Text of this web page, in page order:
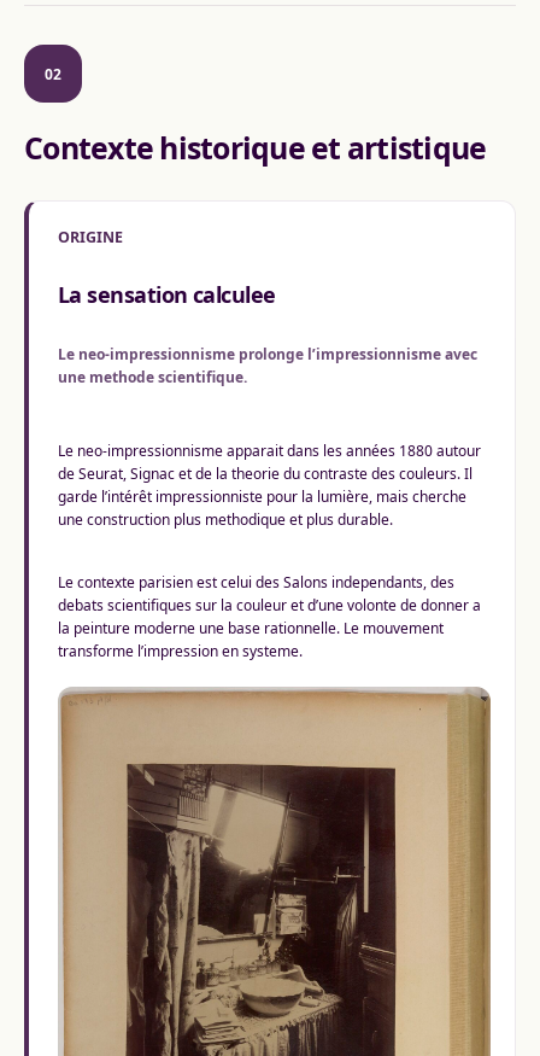
02
Contexte historique et artistique
ORIGINE
La sensation calculee
Le neo-impressionnisme prolonge l’impressionnisme avec
une methode scientifique.
Le neo-impressionnisme apparait dans les années 1880 autour
de Seurat, Signac et de la theorie du contraste des couleurs. Il
garde l’intérêt impressionniste pour la lumière, mais cherche
une construction plus methodique et plus durable.
Le contexte parisien est celui des Salons independants, des
debats scientifiques sur la couleur et d’une volonte de donner a
la peinture moderne une base rationnelle. Le mouvement
transforme l’impression en systeme.